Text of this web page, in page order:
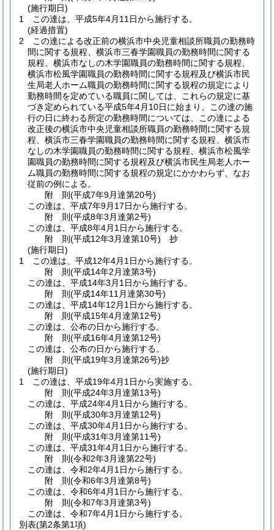
(施行期日)
1
この達は、平成5年4月11日から施行する。
(経過措置)
2
この達による改正前の横浜市中央児童相談所職員の勤務時
間に関する規程、横浜市三春学園職員の勤務時間に関する
規程、横浜市なしの木学園職員の勤務時間に関する規程、
横浜市松風学園職員の勤務時間に関する規程及び横浜市民
生局老人ホーム職員の勤務時間に関する規程の規定により
勤務時間を定めている職員に関しては、これらの規定に基
づき定められている平成5年4月10日に始まり、この達の施
行の日に終わる所定の勤務時間については、この達による
改正後の横浜市中央児童相談所職員の勤務時間に関する規
程、横浜市三春学園職員の勤務時間に関する規程、横浜市
なしの木学園職員の勤務時間に関する規程、横浜市松風学
園職員の勤務時間に関する規程及び横浜市民生局老人ホー
ム職員の勤務時間に関する規程の規定にかかわらず、なお
従前の例による。
附 則(平成7年9月達第20号)
この達は、平成7年9月17日から施行する。
附 則(平成8年3月達第2号)
この達は、平成8年4月1日から施行する。
附 則(平成12年3月達第10号) 抄
(施行期日)
1
この達は、平成12年4月1日から施行する。
附 則(平成14年2月達第3号)
この達は、平成14年3月1日から施行する。
附 則(平成14年11月達第30号)
この達は、平成14年12月1日から施行する。
附 則(平成15年4月達第12号)
この達は、公布の日から施行する。
附 則(平成16年4月達第12号)
この達は、公布の日から施行する。
附 則(平成19年3月達第26号)抄
(施行期日)
1
この達は、平成19年4月1日から実施する。
附 則(平成24年3月達第13号)
この達は、平成24年4月1日から施行する。
附 則(平成30年3月達第12号)
この達は、平成30年4月1日から施行する。
附 則(平成31年3月達第11号)
この達は、平成31年4月1日から施行する。
附 則(令和2年3月達第22号)
この達は、令和2年4月1日から施行する。
附 則(令和6年3月達第8号)
この達は、令和6年4月1日から施行する。
附 則(令和7年3月達第3号)
この達は、令和7年4月1日から施行する。
別表(第2条第1項)